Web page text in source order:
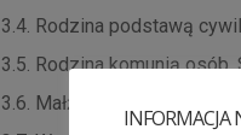
3.4. Rodzina podstawą
3.5. Rodzina komunią
3.6. Małżeństwo i rodzina
INFORMACJA